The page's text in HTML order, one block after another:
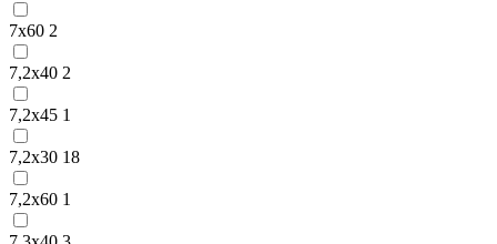
7х60 2
7,2х40 2
7,2х45 1
7,2х30 18
7,2х60 1